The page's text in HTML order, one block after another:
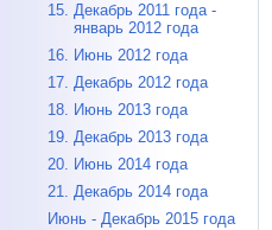
15. Декабрь 2011 года -
январь 2012 года
16. Июнь 2012 года
17. Декабрь 2012 года
18. Июнь 2013 года
19. Декабрь 2013 года
20. Июнь 2014 года
21. Декабрь 2014 года
Июнь - Декабрь 2015 года